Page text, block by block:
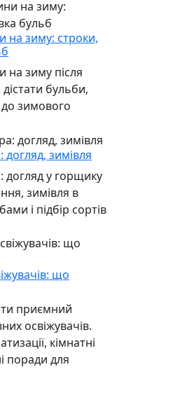
на зиму: строки,
зиму після
бульби,
до зимового
зимівля
у горщику
зимівля в
і підбір сортів
що
приємний
освіжувачів.
кімнатні
поради для